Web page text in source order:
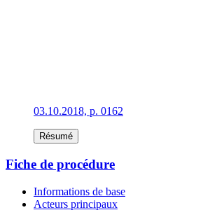
03.10.2018, p. 0162
Résumé
Fiche de procédure
Informations de base
Acteurs principaux